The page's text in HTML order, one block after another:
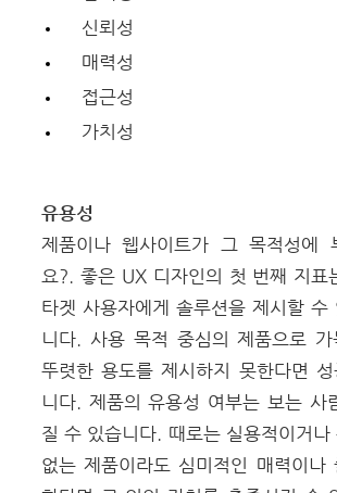
신뢰성
매력성
접근성
가치성
유용성
제품이나 웹사이트가 그 목적성에
요?. 좋은 UX 디자인의 첫 번째 지표
타겟 사용자에게 솔루션을 제시할 수
니다. 사용 목적 중심의 제품으로 가
뚜렷한 용도를 제시하지 못한다면
니다. 제품의 유용성 여부는 보는 사
질 수 있습니다. 때로는 실용적이거나
없는 제품이라도 심미적인 매력이나